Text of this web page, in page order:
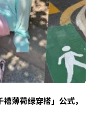
薄荷绿穿搭」公式，